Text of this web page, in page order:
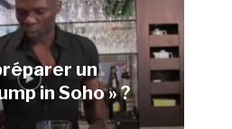
un
in Soho » ?